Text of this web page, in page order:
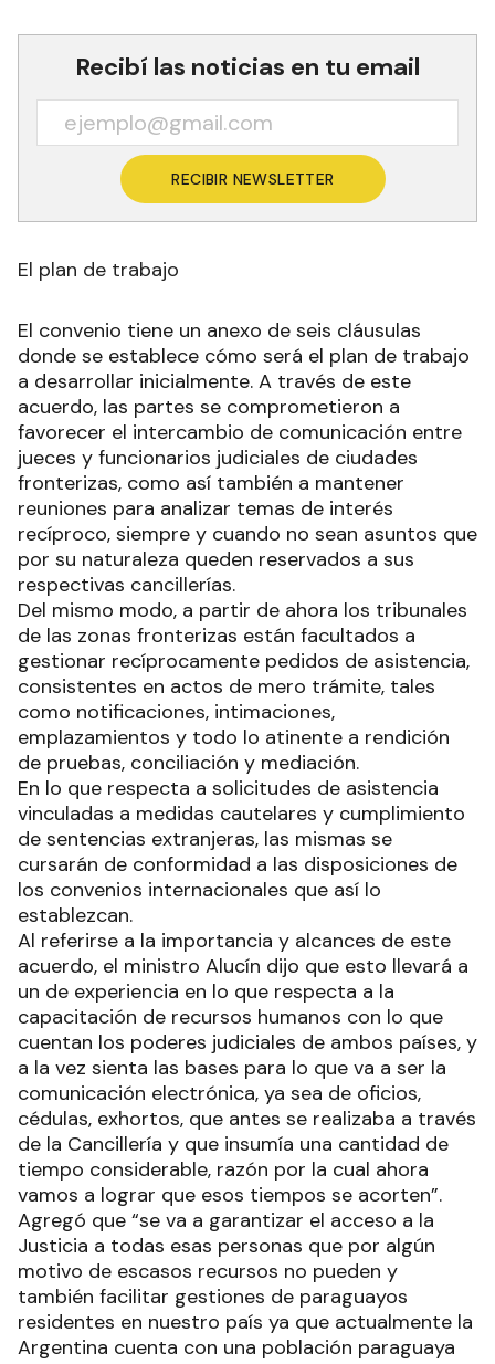
Recibí las noticias en tu email
RECIBIR NEWSLETTER
El plan de trabajo
El convenio tiene un anexo de seis cláusulas
donde se establece cómo será el plan de trabajo
a desarrollar inicialmente. A través de este
acuerdo, las partes se comprometieron a
favorecer el intercambio de comunicación entre
jueces y funcionarios judiciales de ciudades
fronterizas, como así también a mantener
reuniones para analizar temas de interés
recíproco, siempre y cuando no sean asuntos que
por su naturaleza queden reservados a sus
respectivas cancillerías.
Del mismo modo, a partir de ahora los tribunales
de las zonas fronterizas están facultados a
gestionar recíprocamente pedidos de asistencia,
consistentes en actos de mero trámite, tales
como notificaciones, intimaciones,
emplazamientos y todo lo atinente a rendición
de pruebas, conciliación y mediación.
En lo que respecta a solicitudes de asistencia
vinculadas a medidas cautelares y cumplimiento
de sentencias extranjeras, las mismas se
cursarán de conformidad a las disposiciones de
los convenios internacionales que así lo
establezcan.
Al referirse a la importancia y alcances de este
acuerdo, el ministro Alucín dijo que esto llevará a
un de experiencia en lo que respecta a la
capacitación de recursos humanos con lo que
cuentan los poderes judiciales de ambos países, y
a la vez sienta las bases para lo que va a ser la
comunicación electrónica, ya sea de oficios,
cédulas, exhortos, que antes se realizaba a través
de la Cancillería y que insumía una cantidad de
tiempo considerable, razón por la cual ahora
vamos a lograr que esos tiempos se acorten”.
Agregó que “se va a garantizar el acceso a la
Justicia a todas esas personas que por algún
motivo de escasos recursos no pueden y
también facilitar gestiones de paraguayos
residentes en nuestro país ya que actualmente la
Argentina cuenta con una población paraguaya